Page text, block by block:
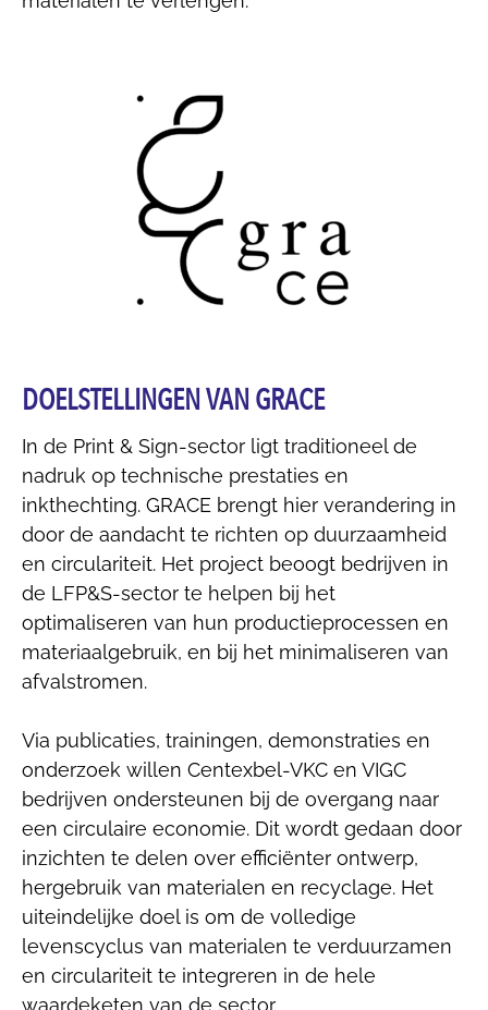
DOELSTELLINGEN VAN GRACE
In de Print & Sign-sector ligt traditioneel de
nadruk op technische prestaties en
inkthechting. GRACE brengt hier verandering in
door de aandacht te richten op duurzaamheid
en circulariteit. Het project beoogt bedrijven in
de LFP&S-sector te helpen bij het
optimaliseren van hun productieprocessen en
materiaalgebruik, en bij het minimaliseren van
afvalstromen.
Via publicaties, trainingen, demonstraties en
onderzoek willen Centexbel-VKC en VIGC
bedrijven ondersteunen bij de overgang naar
een circulaire economie. Dit wordt gedaan door
inzichten te delen over efficiënter ontwerp,
hergebruik van materialen en recyclage. Het
uiteindelijke doel is om de volledige
levenscyclus van materialen te verduurzamen
en circulariteit te integreren in de hele
waardeketen van de sector.